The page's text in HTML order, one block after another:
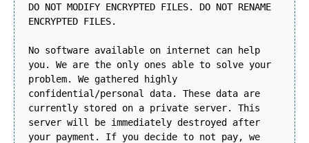
DO NOT MODIFY ENCRYPTED FILES. DO NOT RENAME
ENCRYPTED FILES.
No software available on internet can help
you. We are the only ones able to solve your
problem. We gathered highly
confidential/personal data. These data are
currently stored on a private server. This
server will be immediately destroyed after
your payment. If you decide to not pay, we